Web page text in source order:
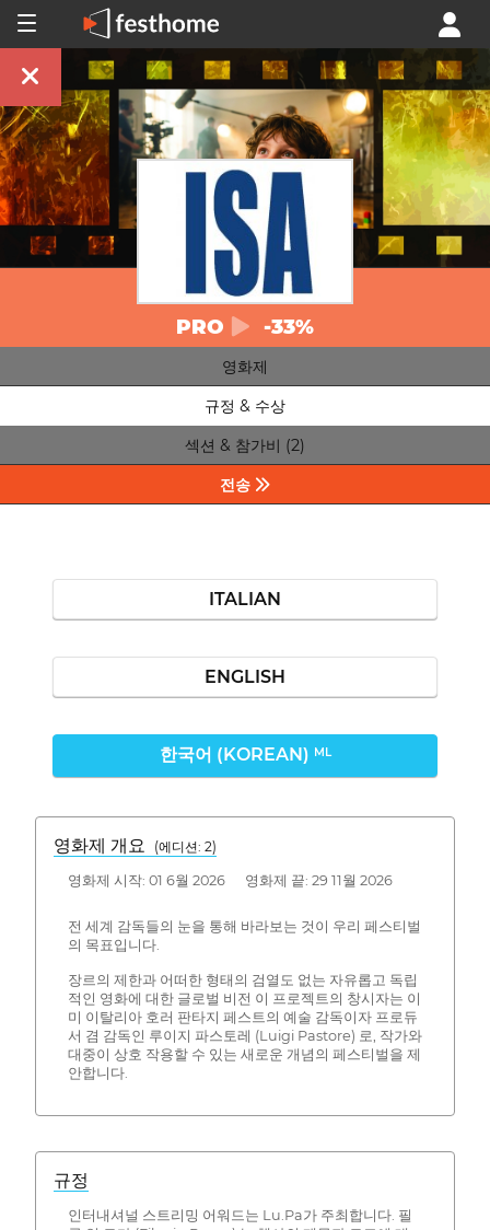
PRO -33%
영화제
규정 & 수상
섹션 & 참가비 (2)
전송
ITALIAN
ENGLISH
한국어 (KOREAN) ML
영화제 개요 (에디션: 2)
영화제 시작: 01 6월 2026 영화제 끝: 29 11월 2026
전 세계 감독들의 눈을 통해 바라보는 것이 우리 페스티벌
의 목표입니다.
장르의 제한과 어떠한 형태의 검열도 없는 자유롭고 독립
적인 영화에 대한 글로벌 비전 이 프로젝트의 창시자는 이
미 이탈리아 호러 판타지 페스트의 예술 감독이자 프로듀
서 겸 감독인 루이지 파스토레 (Luigi Pastore) 로, 작가와
대중이 상호 작용할 수 있는 새로운 개념의 페스티벌을 제
안합니다.
규정
인터내셔널 스트리밍 어워드는 Lu.Pa가 주최합니다. 필